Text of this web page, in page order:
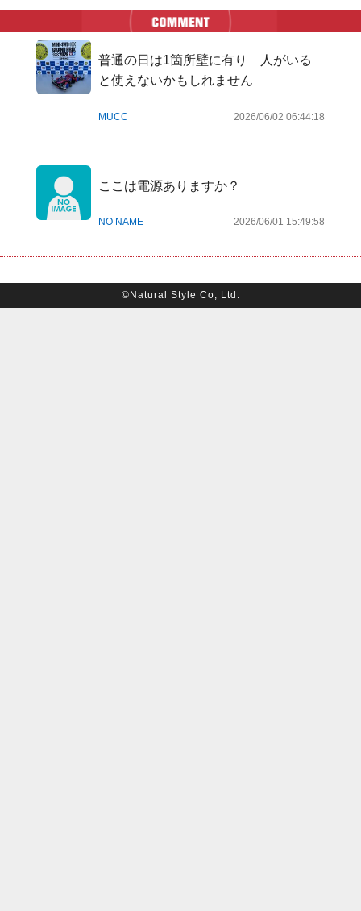
普通の日は1箇所壁に有り　人がいる
と使えないかもしれません
MUCC 2026/06/02 06:44:18
ここは電源ありますか？
NO NAME 2026/06/01 15:49:58
©Natural Style Co, Ltd.